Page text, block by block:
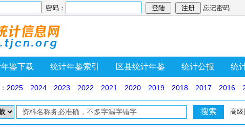
密码： 忘记密码
鉴下载 统计年鉴索引 区县统计年鉴 统计公报 统
2025 2024 2023 2022 2021 2020 2019 2018 2017 2016
高级